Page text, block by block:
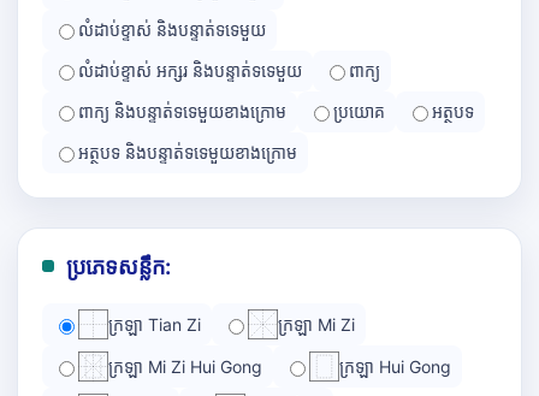
លំដាប់ខ្ទាស់ និងបន្ទាត់ទទេមួយ
លំដាប់ខ្ទាស់ អក្សរ និងបន្ទាត់ទទេមួយ
ពាក្យ
ពាក្យ និងបន្ទាត់ទទេមួយខាងក្រោម
ប្រយោគ
អត្ថបទ
អត្ថបទ និងបន្ទាត់ទទេមួយខាងក្រោម
ប្រភេទសន្លឹក:
ក្រឡា Tian Zi ក្រឡា Mi Zi
ក្រឡា Mi Zi Hui Gong ក្រឡា Hui Gong